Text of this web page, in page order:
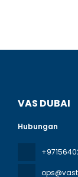
VAS DUBAI
Hubungan